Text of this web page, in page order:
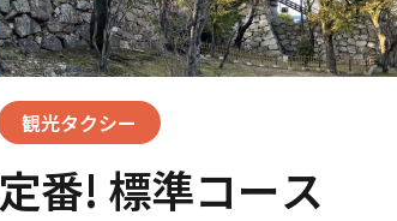
観光タクシー
定番! 標準コース